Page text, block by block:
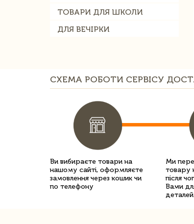
ТОВАРИ ДЛЯ ШКОЛИ
ДЛЯ ВЕЧІРКИ
СХЕМА РОБОТИ СЕРВІСУ
Ви вибираєте товари на
нашому сайті, оформляєте
замовлення через кошик чи
по телефону
Ми
товару
після
Вами
деталей